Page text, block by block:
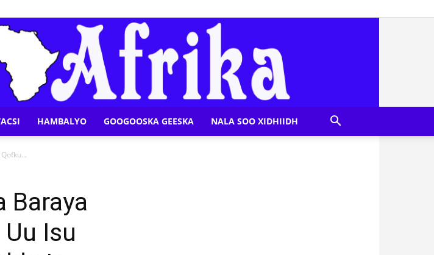
Afrika
HAMBALYO GOOGOOSKA GEESKA NALA SOO XIDHIIDH
Baraya
Isu